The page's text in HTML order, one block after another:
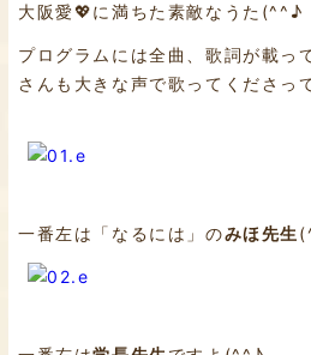
大阪愛💖に満ちた素敵なうた(^^♪
プログラムには全曲、歌詞が載っ
さんも大きな声で歌ってくださっ
一番左は「なるには」のみほ先生